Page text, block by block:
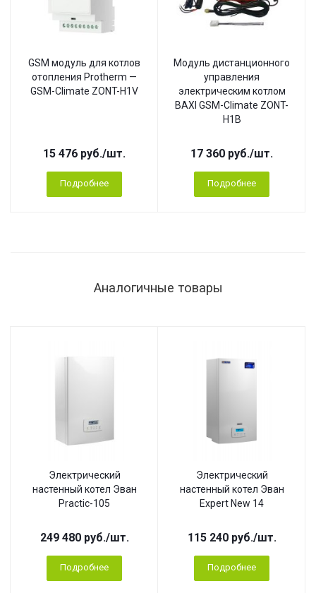
GSM модуль для котлов
отопления Protherm —
GSM-Climate ZONT-H1V
15 476 руб./шт.
Подробнее
Модуль дистанционного
управления
электрическим котлом
BAXI GSM-Climate ZONT-
H1B
17 360 руб./шт.
Подробнее
Аналогичные товары
Электрический
настенный котел Эван
Practic-105
249 480руб./шт.
Подробнее
Электрический
настенный котел Эван
Expert New 14
115 240руб./шт.
Подробнее